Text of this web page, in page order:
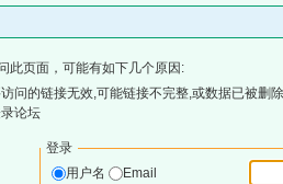
此页面，可能有如下几个原因:
问的链接无效,可能链接不完整,或数据已被删
论坛
登录
用户名
Email